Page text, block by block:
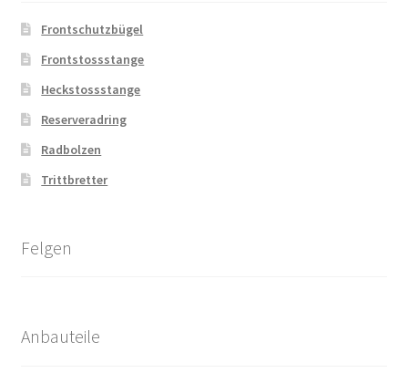
Frontschutzbügel
Frontstossstange
Heckstossstange
Reserveradring
Radbolzen
Trittbretter
Felgen
Anbauteile